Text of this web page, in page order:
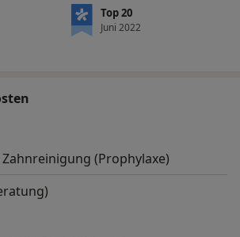
Top 20
Juni 2022
(Prophylaxe)